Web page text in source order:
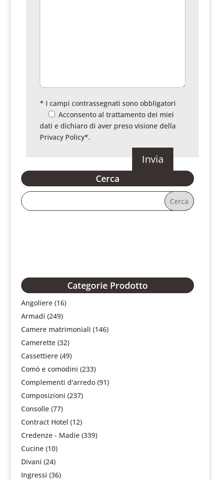
* I campi contrassegnati sono obbligatori
Acconsento al trattamento dei miei
dati e dichiaro di aver preso visione della
Privacy Policy*.
Cerca
Categorie Prodotto
Angoliere (16)
Armadi (249)
Camere matrimoniali (146)
Camerette (32)
Cassettiere (49)
Comò e comodini (233)
Complementi d'arredo (91)
Composizioni (237)
Consolle (77)
Contract Hotel (12)
Credenze - Madie (339)
Cucine (10)
Divani (24)
Ingressi (36)